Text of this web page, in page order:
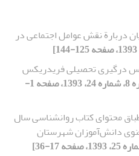
دربارة نقش عوامل اجتماعی در
درگیری تحصیلی فریدریکس
[دوره 8، شماره 24، 1393، صفحه 1-
محتوای کتاب روانشناسی سال
دانش‌آموزان شهرستان